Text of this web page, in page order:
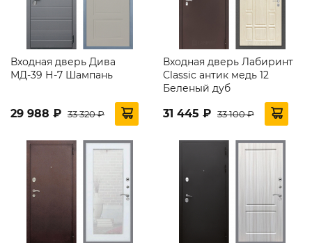
Входная дверь Дива
МД-39 Н-7 Шампань
29 988 ₽ 33 320 ₽
Входная дверь Лабиринт
Classic антик медь 12
Беленый дуб
31 445 ₽ 33 100 ₽